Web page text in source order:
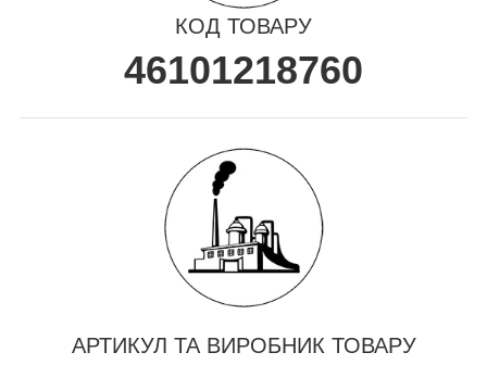
КОД ТОВАРУ
46101218760
АРТИКУЛ ТА ВИРОБНИК ТОВАРУ